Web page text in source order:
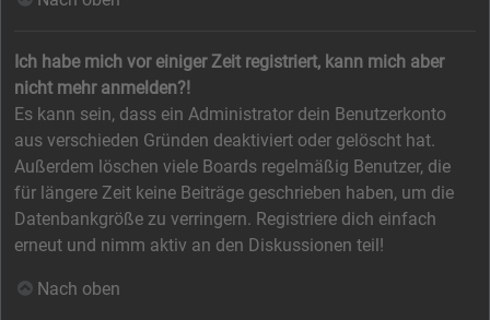
Ich habe mich vor einiger Zeit registriert, kann mich aber
nicht mehr anmelden?!
Es kann sein, dass ein Administrator dein Benutzerkonto
aus verschieden Gründen deaktiviert oder gelöscht hat.
Außerdem löschen viele Boards regelmäßig Benutzer, die
für längere Zeit keine Beiträge geschrieben haben, um die
Datenbankgröße zu verringern. Registriere dich einfach
erneut und nimm aktiv an den Diskussionen teil!
Nach oben